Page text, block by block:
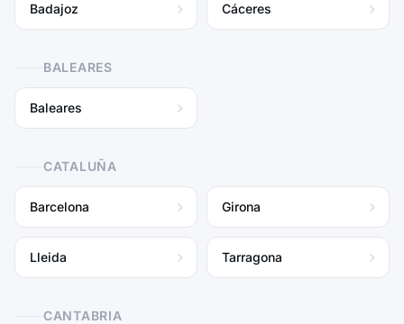
Badajoz Cáceres
BALEARES
Baleares
CATALUÑA
Barcelona Girona
Lleida Tarragona
CANTABRIA